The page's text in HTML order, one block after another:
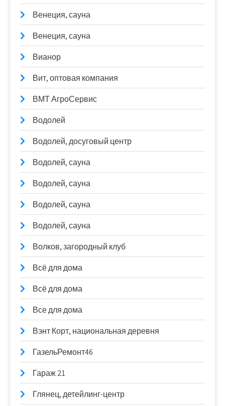
Венеция, сауна
Венеция, сауна
Вианор
Вит, оптовая компания
ВМТ АгроСервис
Водолей
Водолей, досуговый центр
Водолей, сауна
Водолей, сауна
Водолей, сауна
Водолей, сауна
Волков, загородный клуб
Всё для дома
Всё для дома
Все для дома
Вэнт Корт, национальная деревня
ГазельРемонт46
Гараж 21
Глянец, детейлинг-центр